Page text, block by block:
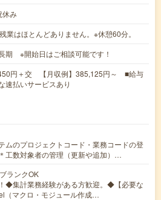
み
はほとんどありません。※休憩60分。
期 ※開始日はご相談可能です！
円＋交 【月収例】385,125円～ ■給与
速払いサービスあり
ムのプロジェクトコード・業務コードの登
工数対象者の管理（更新や追加）…
ランクOK
◆集計業務経験がある方歓迎。◆【必要な
（マクロ・モジュール作成…